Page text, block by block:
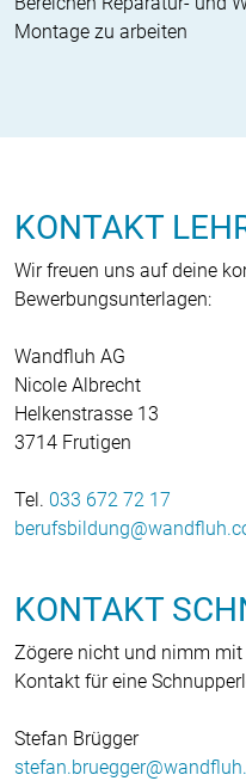
Montage zu arbeiten
KONTAKT
Wir freuen uns auf deine
Bewerbungsunterlagen:
Wandfluh AG
Nicole Albrecht
Helkenstrasse 13
3714 Frutigen
Tel. 033 672 72 17
berufsbildung
wandfluh
KONTAKT
Zögere nicht und nimm
Kontakt für eine
Stefan Brügger
stefan.bruegger
wandfluh